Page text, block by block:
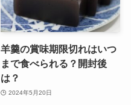
羊羹の賞味期限切れはいつ
まで食べられる？開封後
は？
2024年5月20日